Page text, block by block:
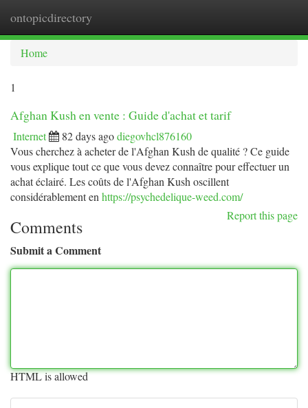
ontopicdirectory
Home
1
Afghan Kush en vente : Guide d'achat et tarif
Internet 82 days agodiegovhcl876160
Vous cherchez à acheter de l'Afghan Kush de qualité ? Ce guide
vous explique tout ce que vous devez connaître pour effectuer un
achat éclairé. Les coûts de l'Afghan Kush oscillent
considérablement en https://psychedelique-weed.com/
Report this page
Comments
Submit a Comment
HTML is allowed